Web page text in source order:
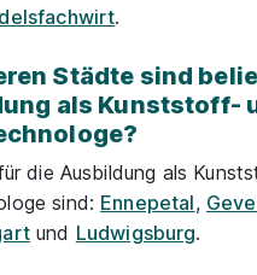
.
Städte sind
als Kunststoff-
die Ausbildung als
sind: Ennepetal,
und Ludwigsburg.